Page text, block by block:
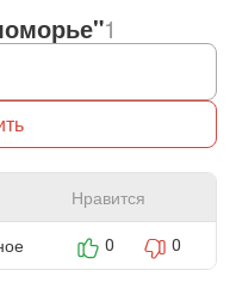
1
Нравится
0 0